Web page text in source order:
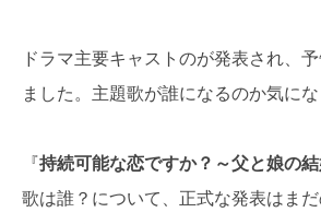
ドラマ主要キャストのが発表され、
ました。主題歌が誰になるのか気にな
『持続可能な恋ですか？～父と娘の
歌は誰？について、正式な発表はま